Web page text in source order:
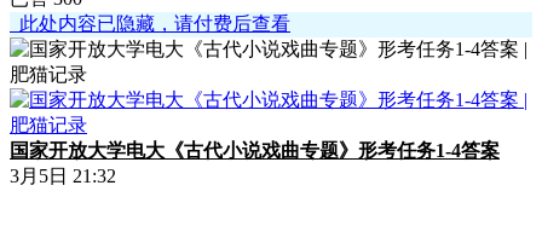
此处内容已隐藏，请付费后查看
国家开放大学电大《古代小说戏曲专题》形考任务1-4答案
3月5日 21:32